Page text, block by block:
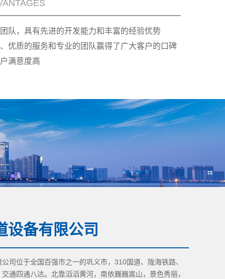
队，具有先进的开发能力和丰富的经验优势
优质的服务和专业的团队赢得了广大客户的口碑
满意度高
设备有限公司
位于全国百强市之一的巩义市，310国道、陇海铁路、
通四通八达。北靠滔滔黄河，南依巍巍嵩山，景色秀丽，